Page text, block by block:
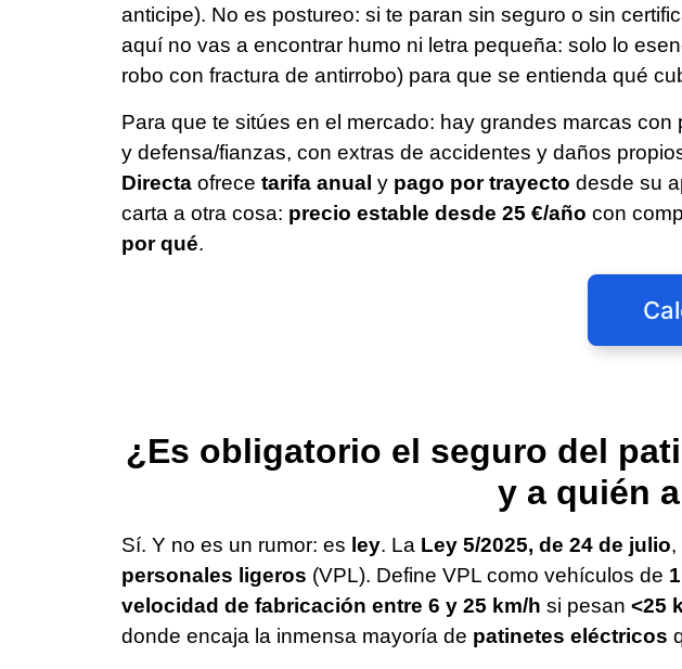
anticipe). No es postureo: si te paran sin seguro o sin
aquí no vas a encontrar humo ni letra pequeña: solo lo
robo con fractura de antirrobo) para que se entienda qué
Para que te sitúes en el mercado: hay grandes marcas con
y defensa/fianzas, con extras de accidentes y daños
Directa ofrece tarifa anual y pago por trayecto desde su
carta a otra cosa: precio estable desde 25 €/año con
por qué.
¿Es obligatorio el seguro del
y a quién
Sí. Y no es un rumor: es ley. La Ley 5/2025, de 24 de julio,
personales ligeros (VPL). Define VPL como vehículos de
velocidad de fabricación entre 6 y 25 km/h si pesan <25
donde encaja la inmensa mayoría de patinetes eléctricos